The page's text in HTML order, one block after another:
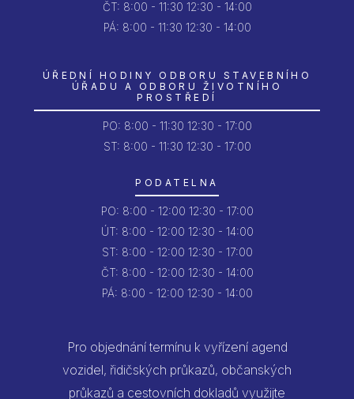
ČT: 8:00 - 11:30 12:30 - 14:00
PÁ: 8:00 - 11:30 12:30 - 14:00
ÚŘEDNÍ HODINY ODBORU STAVEBNÍHO
ÚŘADU A ODBORU ŽIVOTNÍHO
PROSTŘEDÍ
PO: 8:00 - 11:30 12:30 - 17:00
ST: 8:00 - 11:30 12:30 - 17:00
PODATELNA
PO: 8:00 - 12:00 12:30 - 17:00
ÚT: 8:00 - 12:00 12:30 - 14:00
ST: 8:00 - 12:00 12:30 - 17:00
ČT: 8:00 - 12:00 12:30 - 14:00
PÁ: 8:00 - 12:00 12:30 - 14:00
Pro objednání termínu k vyřízení agend
vozidel, řidičských průkazů, občanských
průkazů a cestovních dokladů využijte